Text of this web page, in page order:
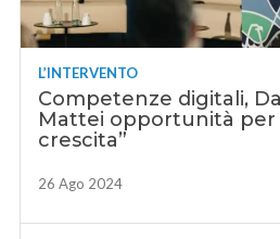
L’INTERVENTO
Competenze digitali,
Mattei opportunità per
crescita”
26 Ago 2024